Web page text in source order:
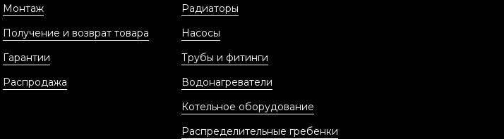
Монтаж
Получение и возврат товара
Гарантии
Распродажа
Радиаторы
Насосы
Трубы и фитинги
Водонагреватели
Котельное оборудование
Распределительные гребенки